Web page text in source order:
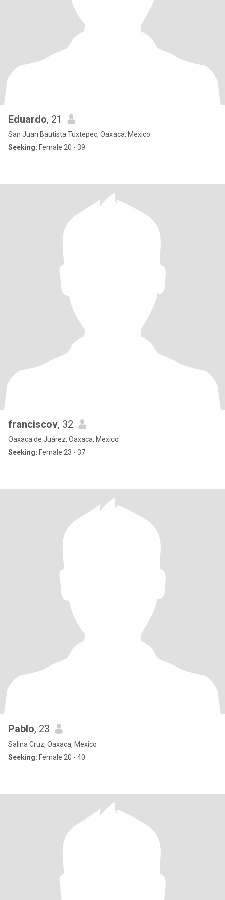
Eduardo, 21
San Juan Bautista Tuxtepec, Oaxaca, Mexico
Seeking: Female 20 - 39
franciscov, 32
Oaxaca de Juárez, Oaxaca, Mexico
Seeking: Female 23 - 37
Pablo, 23
Salina Cruz, Oaxaca, Mexico
Seeking: Female 20 - 40